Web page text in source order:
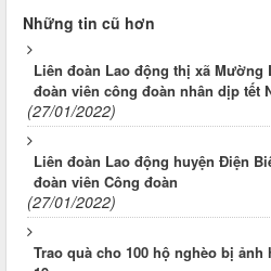
Những tin cũ hơn
Liên đoàn Lao động thị xã Mường
đoàn viên công đoàn nhân dịp tết
(27/01/2022)
Liên đoàn Lao động huyện Điện
đoàn viên Công đoàn
(27/01/2022)
Trao quà cho 100 hộ nghèo bị